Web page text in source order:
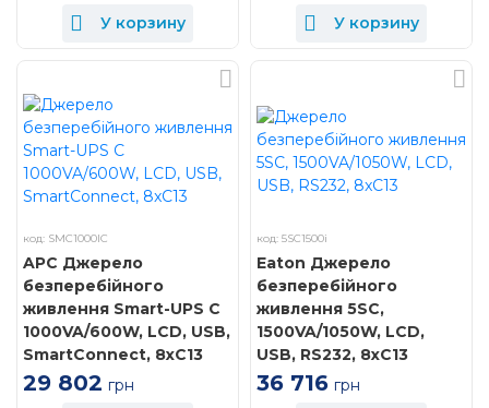
У корзину
У корзину
код: SMC1000IC
APC Джерело
безперебійного
живлення Smart-UPS C
1000VA/600W, LCD, USB,
SmartConnect, 8xC13
29 802 грн
код: 5SC1500i
Eaton Джерело
безперебійного
живлення 5SC,
1500VA/1050W, LCD,
USB, RS232, 8xC13
36 716 грн